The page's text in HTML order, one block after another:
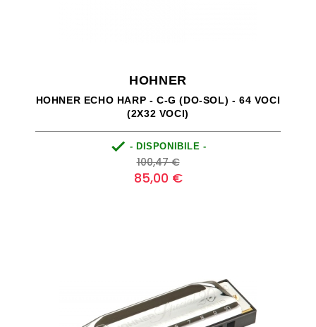
HOHNER
HOHNER ECHO HARP - C-G (DO-SOL) - 64 VOCI
(2X32 VOCI)
 - DISPONIBILE -
Prezzo
base
100,47 €Prezzo
85,00 €